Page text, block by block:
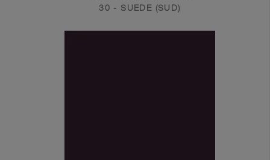
30 - SUEDE (SUD)